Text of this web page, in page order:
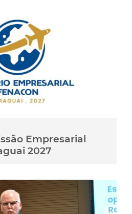
Empresarial
2027